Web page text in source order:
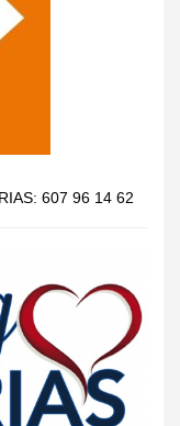
607 96 14 62